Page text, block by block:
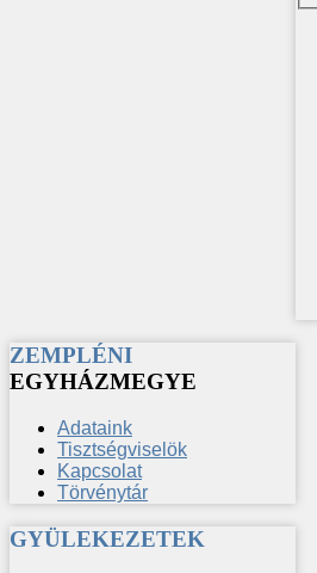
ZEMPLÉNI
EGYHÁZMEGYE
Adataink
Tisztségviselök
Kapcsolat
Törvénytár
GYÜLEKEZETEK